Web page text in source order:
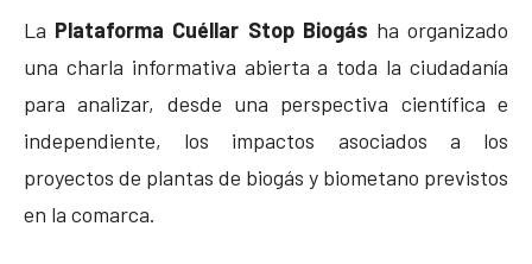
La Plataforma Cuéllar Stop Biogás ha organizado
una charla informativa abierta a toda la ciudadanía
para analizar, desde una perspectiva científica e
independiente, los impactos asociados a los
proyectos de plantas de biogás y biometano previstos
en la comarca.